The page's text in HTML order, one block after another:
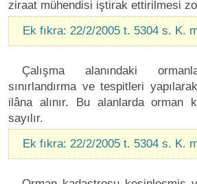
ziraat mühendisi iştirak ettirilmesi
Ek fıkra: 22/2/2005 t. 5304 s. K.
Çalışma alanındaki
sınırlandırma ve tespitleri
ilâna alınır. Bu alanlarda orman
sayılır.
Ek fıkra: 22/2/2005 t. 5304 s. K.